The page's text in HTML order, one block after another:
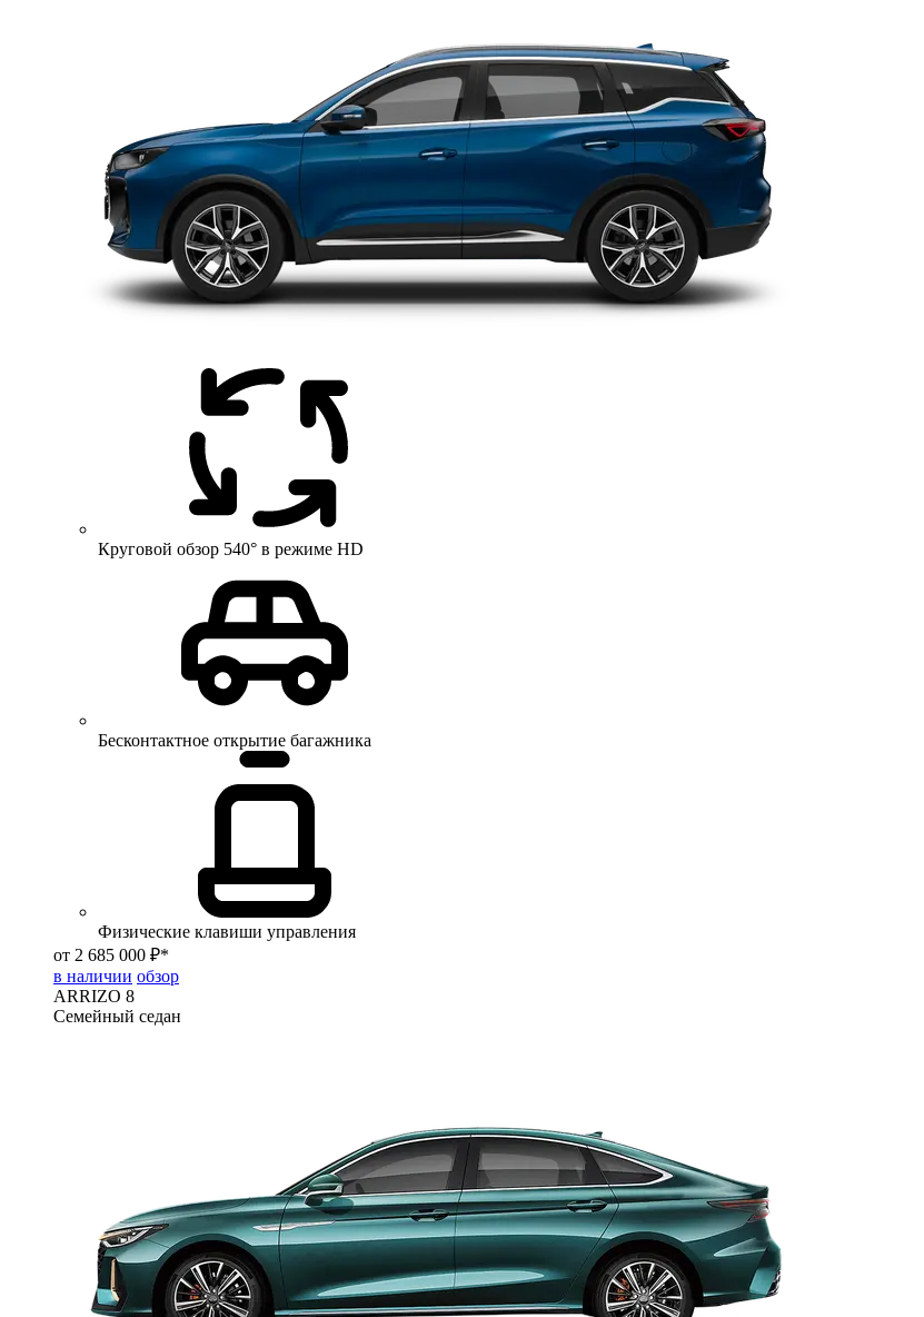
Круговой обзор 540° в режиме HD
Бесконтактное открытие багажника
Физические клавиши управления
от 2 685 000 ₽*
в наличии обзор
ARRIZO 8
Семейный седан